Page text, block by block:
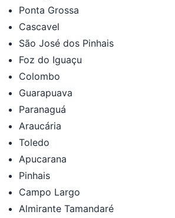
Ponta Grossa
Cascavel
São José dos Pinhais
Foz do Iguaçu
Colombo
Guarapuava
Paranaguá
Araucária
Toledo
Apucarana
Pinhais
Campo Largo
Almirante Tamandaré